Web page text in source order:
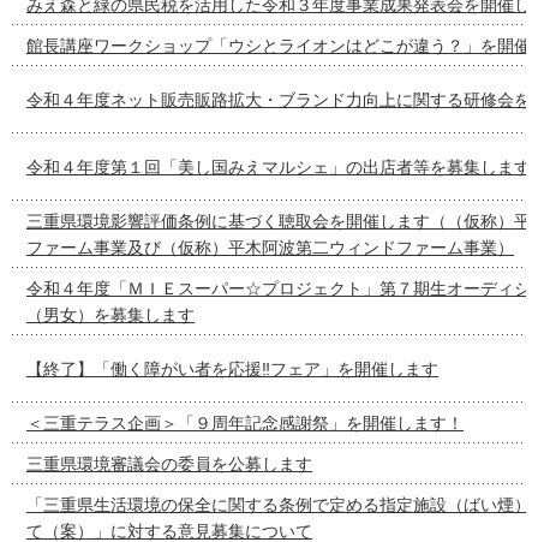
みえ森と緑の県民税を活用した令和３年度事業成果発表会を開催し
館長講座ワークショップ「ウシとライオンはどこが違う？」を開催
令和４年度ネット販売販路拡大・ブランド力向上に関する研修会を
令和４年度第１回「美し国みえマルシェ」の出店者等を募集します
三重県環境影響評価条例に基づく聴取会を開催します（（仮称）平
ファーム事業及び（仮称）平木阿波第二ウィンドファーム事業）
令和４年度「ＭＩＥスーパー☆プロジェクト」第７期生オーディシ
（男女）を募集します
【終了】「働く障がい者を応援‼フェア」を開催します
＜三重テラス企画＞「９周年記念感謝祭」を開催します！
三重県環境審議会の委員を公募します
「三重県生活環境の保全に関する条例で定める指定施設（ばい煙
て（案）」に対する意見募集について